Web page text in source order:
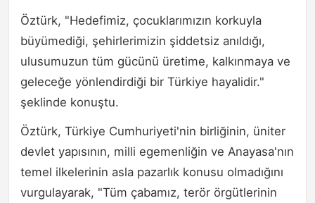
Öztürk, "Hedefimiz, çocuklarımızın korkuyla
büyümediği, şehirlerimizin şiddetsiz anıldığı,
ulusumuzun tüm gücünü üretime, kalkınmaya ve
geleceğe yönlendirdiği bir Türkiye hayalidir."
şeklinde konuştu.
Öztürk, Türkiye Cumhuriyeti'nin birliğinin, üniter
devlet yapısının, milli egemenliğin ve Anayasa'nın
temel ilkelerinin asla pazarlık konusu olmadığını
vurgulayarak, "Tüm çabamız, terör örgütlerinin